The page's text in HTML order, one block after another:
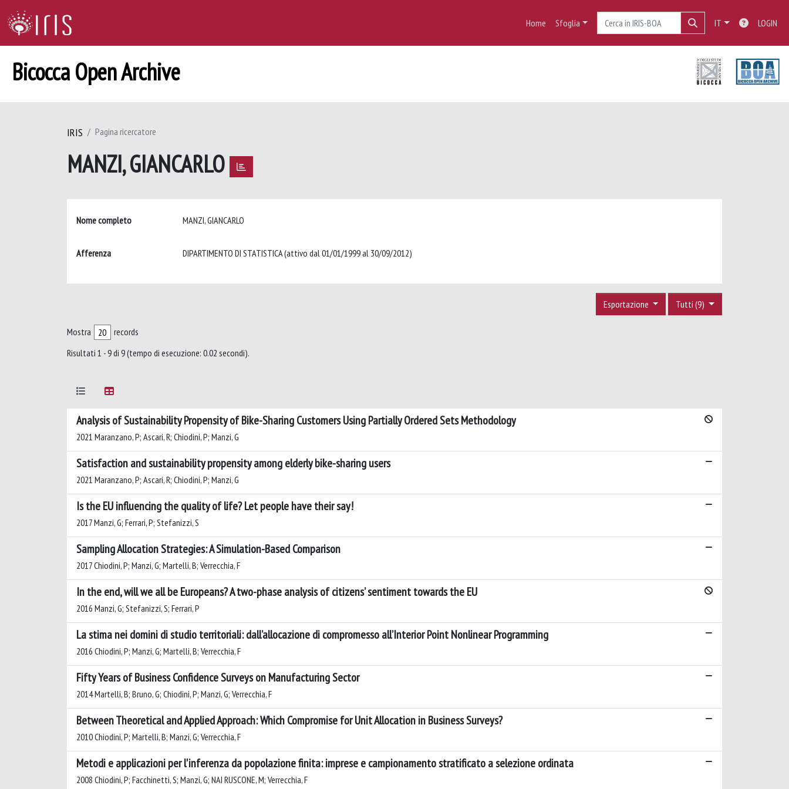
Home Sfoglia IT LOGIN
Bicocca Open Archive
IRIS Pagina ricercatore
MANZI, GIANCARLO
Nome completo MANZI, GIANCARLO
Afferenza DIPARTIMENTO DI STATISTICA (attivo dal 01/01/1999 al 30/09/2012)
Tutti (9)
Esportazione
Mostra
records
Risultati 1 - 9 di 9 (tempo di esecuzione: 0.02 secondi).
Analysis of Sustainability Propensity of Bike-Sharing Customers Using Partially Ordered Sets Methodology
2021 Maranzano, P; Ascari, R; Chiodini, P; Manzi, G
Satisfaction and sustainability propensity among elderly bike-sharing users
2021 Maranzano, P; Ascari, R; Chiodini, P; Manzi, G
Is the EU influencing the quality of life? Let people have their say!
2017 Manzi, G; Ferrari, P; Stefanizzi, S
Sampling Allocation Strategies: A Simulation-Based Comparison
2017 Chiodini, P; Manzi, G; Martelli, B; Verrecchia, F
In the end, will we all be Europeans? A two-phase analysis of citizens’ sentiment towards the EU
2016 Manzi, G; Stefanizzi, S; Ferrari, P
La stima nei domini di studio territoriali: dall’allocazione di compromesso all’Interior Point Nonlinear Programming
2016 Chiodini, P; Manzi, G; Martelli, B; Verrecchia, F
Fifty Years of Business Confidence Surveys on Manufacturing Sector
2014 Martelli, B; Bruno, G; Chiodini, P; Manzi, G; Verrecchia, F
Between Theoretical and Applied Approach: Which Compromise for Unit Allocation in Business Surveys?
2010 Chiodini, P; Martelli, B; Manzi, G; Verrecchia, F
Metodi e applicazioni per l'inferenza da popolazione finita: imprese e campionamento stratificato a selezione ordinata
2008 Chiodini, P; Facchinetti, S; Manzi, G; NAI RUSCONE, M; Verrecchia, F